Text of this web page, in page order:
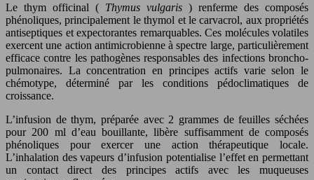
Le thym officinal ( Thymus vulgaris ) renferme des composés
phénoliques, principalement le thymol et le carvacrol, aux propriétés
antiseptiques et expectorantes remarquables. Ces molécules volatiles
exercent une action antimicrobienne à spectre large, particulièrement
efficace contre les pathogènes responsables des infections broncho-
pulmonaires. La concentration en principes actifs varie selon le
chémotype, déterminé par les conditions pédoclimatiques de
croissance.
L’infusion de thym, préparée avec 2 grammes de feuilles séchées
pour 200 ml d’eau bouillante, libère suffisamment de composés
phénoliques pour exercer une action thérapeutique locale.
L’inhalation des vapeurs d’infusion potentialise l’effet en permettant
un contact direct des principes actifs avec les muqueuses